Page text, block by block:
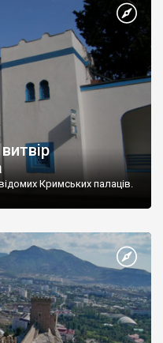
Кримських палаців.